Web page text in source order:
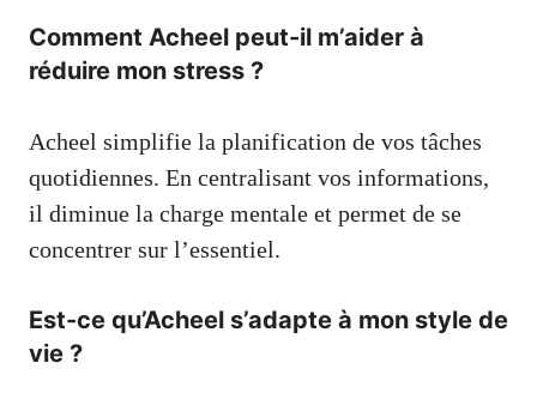
Comment Acheel peut-il m’aider à
réduire mon stress ?
Acheel simplifie la planification de vos tâches
quotidiennes. En centralisant vos informations,
il diminue la charge mentale et permet de se
concentrer sur l’essentiel.
Est-ce qu’Acheel s’adapte à mon style de
vie ?